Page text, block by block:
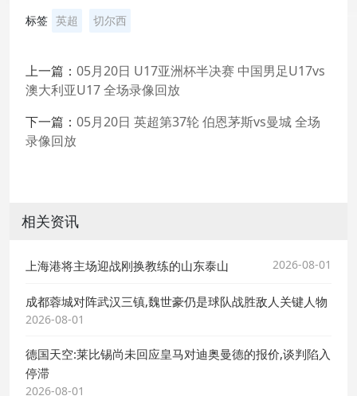
标签 英超 切尔西
上一篇： 05月20日 U17亚洲杯半决赛 中国男足U17vs
澳大利亚U17 全场录像回放
下一篇： 05月20日 英超第37轮 伯恩茅斯vs曼城 全场
录像回放
相关资讯
上海港将主场迎战刚换教练的山东泰山 2026-08-01
成都蓉城对阵武汉三镇,魏世豪仍是球队战胜敌人关键人物
2026-08-01
德国天空:莱比锡尚未回应皇马对迪奥曼德的报价,谈判陷入
停滞
2026-08-01